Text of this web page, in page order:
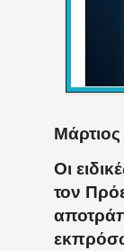
Οι
τον